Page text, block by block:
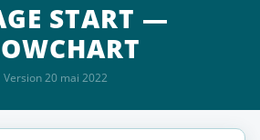
START —
Version 20 mai 2022